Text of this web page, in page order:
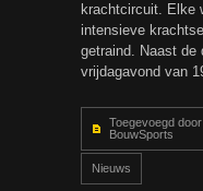
krachtcircuit. Elke
intensieve
getraind. Naast de
vrijdagavond van
Toegevoegd
BouwSports
Nieuws